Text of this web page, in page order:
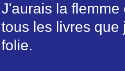
J'aurais la flemme
tous les livres que
folie.